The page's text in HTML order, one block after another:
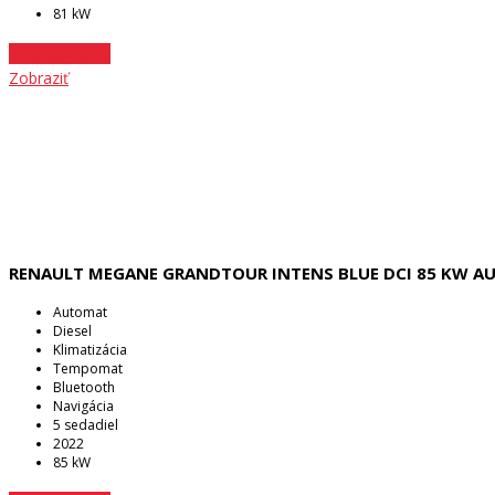
81 kW
Zobraziť
RENAULT MEGANE GRANDTOUR INTENS BLUE DCI 85 KW
Automat
Diesel
Klimatizácia
Tempomat
Bluetooth
Navigácia
5 sedadiel
2022
85 kW